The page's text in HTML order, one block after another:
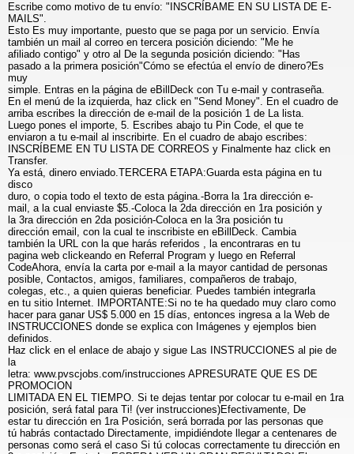
Escribe como motivo de tu envío: "INSCRÍBAME EN SU LISTA DE E-
MAILS".
Esto Es muy importante, puesto que se paga por un servicio. Envía
también un mail al correo en tercera posición diciendo: "Me he
afiliado contigo" y otro al De la segunda posición diciendo: "Has
pasado a la primera posición"Cómo se efectúa el envío de dinero?Es
muy
simple. Entras en la página de eBillDeck con Tu e-mail y contraseña.
En el menú de la izquierda, haz click en "Send Money". En el cuadro de
arriba escribes la dirección de e-mail de la posición 1 de La lista.
Luego pones el importe, 5. Escribes abajo tu Pin Code, el que te
enviaron a tu e-mail al inscribirte. En el cuadro de abajo escribes:
INSCRÍBEME EN TU LISTA DE CORREOS y Finalmente haz click en
Transfer.
Ya está, dinero enviado.TERCERA ETAPA:Guarda esta página en tu
disco
duro, o copia todo el texto de esta página.-Borra la 1ra dirección e-
mail, a la cual enviaste $5.-Coloca la 2da dirección en 1ra posición y
la 3ra dirección en 2da posición-Coloca en la 3ra posición tu
dirección email, con la cual te inscribiste en eBillDeck. Cambia
también la URL con la que harás referidos , la encontraras en tu
pagina web clickeando en Referral Program y luego en Referral
CodeAhora, envía la carta por e-mail a la mayor cantidad de personas
posible, Contactos, amigos, familiares, compañeros de trabajo,
colegas, etc., a quien quieras beneficiar. Puedes también integrarla
en tu sitio Internet. IMPORTANTE:Si no te ha quedado muy claro como
hacer para ganar US$ 5.000 en 15 días, entonces ingresa a la Web de
INSTRUCCIONES donde se explica con Imágenes y ejemplos bien
definidos.
Haz click en el enlace de abajo y sigue Las INSTRUCCIONES al pie de
la
letra: www.pvscjobs.com/instrucciones APRESURATE QUE ES DE
PROMOCION
LIMITADA EN EL TIEMPO. Si te dejas tentar por colocar tu e-mail en 1ra
posición, será fatal para Ti! (ver instrucciones)Efectivamente, De
estar tu dirección en 1ra Posición, será borrada por las personas que
tú habrás contactado Directamente, impidiéndote llegar a centenares de
personas como será el caso Si tú colocas correctamente tu dirección en